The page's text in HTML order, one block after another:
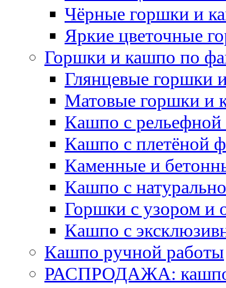
Чёрные горшки и
Яркие цветочные
Горшки и кашпо по
Глянцевые горшки
Матовые горшки и
Кашпо с рельефной
Кашпо с плетёной
Каменные и
Кашпо с
Горшки с узором и
Кашпо с
Кашпо ручной работы
РАСПРОДАЖА: кашпо